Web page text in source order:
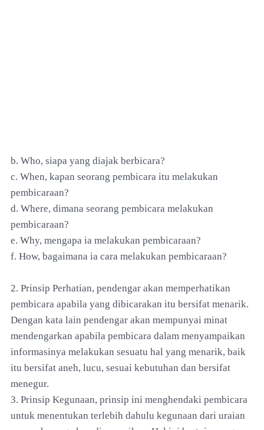
b. Who, siapa yang diajak berbicara?
c. When, kapan seorang pembicara itu melakukan
pembicaraan?
d. Where, dimana seorang pembicara melakukan
pembicaraan?
e. Why, mengapa ia melakukan pembicaraan?
f. How, bagaimana ia cara melakukan pembicaraan?
2. Prinsip Perhatian, pendengar akan memperhatikan
pembicara apabila yang dibicarakan itu bersifat menarik.
Dengan kata lain pendengar akan mempunyai minat
mendengarkan apabila pembicara dalam menyampaikan
informasinya melakukan sesuatu hal yang menarik, baik
itu bersifat aneh, lucu, sesuai kebutuhan dan bersifat
menegur.
3. Prinsip Kegunaan, prinsip ini menghendaki pembicara
untuk menentukan terlebih dahulu kegunaan dari uraian